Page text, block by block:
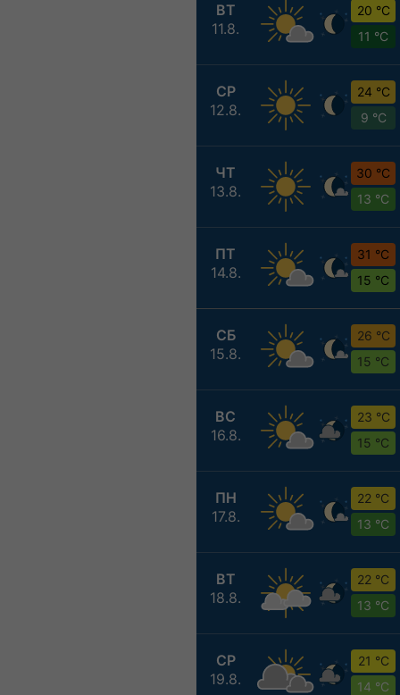
ВТ
11.8.
20 °C
11 °C
СР
12.8.
24 °C
9 °C
ЧТ
13.8.
30 °C
13 °C
ПТ
14.8.
31 °C
15 °C
СБ
15.8.
26 °C
15 °C
ВС
16.8.
23 °C
15 °C
ПН
17.8.
22 °C
13 °C
ВТ
18.8.
22 °C
13 °C
СР
19.8.
21 °C
14 °C